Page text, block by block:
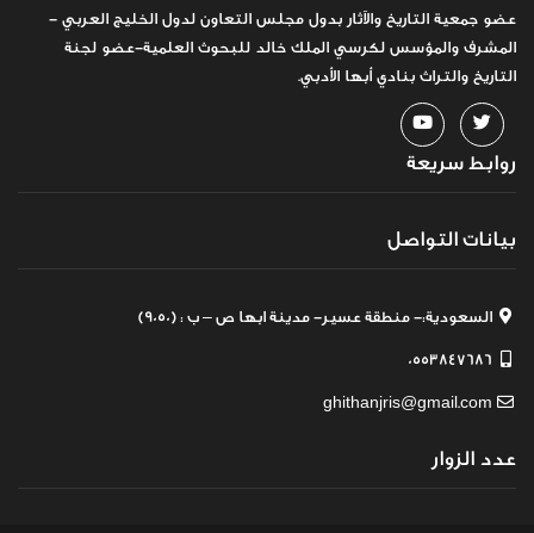
عضو جمعية التاريخ والآثار بدول مجلس التعاون لدول الخليج العربي -
المشرف والمؤسس لكرسي الملك خالد للبحوث العلمية-عضو لجنة
التاريخ والتراث بنادي أبها الأدبي.
روابط سريعة
بيانات التواصل
السعودية:- منطقة عسير- مدينة ابها ص – ب : (9050)
0553847686
ghithanjris@gmail.com
عدد الزوار